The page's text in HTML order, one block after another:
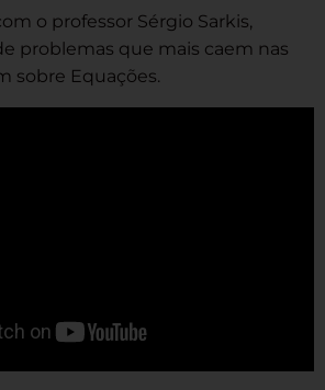
o professor Sérgio Sarkis,
problemas que mais caem nas
sobre Equações.